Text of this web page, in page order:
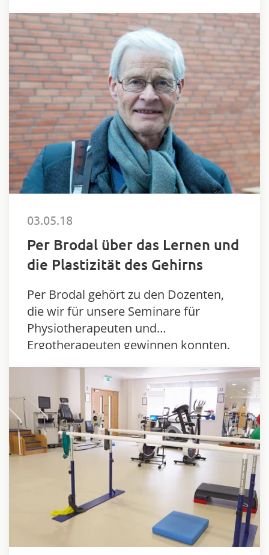
movement.
03.05.18
Per Brodal über das Lernen und
die Plastizität des Gehirns
Per Brodal gehört zu den Dozenten,
die wir für unsere Seminare für
Physiotherapeuten und
Ergotherapeuten gewinnen konnten.
der Universität von Oslo, wo er
Vorlesungen für…